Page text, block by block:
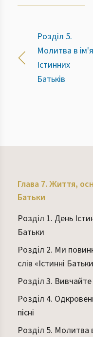
Розділ 5.
Молитва в ім'я
Істинних
Батьків
Глава 7. Життя,
Батьки
Розділ 1. День
Батьки
Розділ 2. Ми
слів «Істинні
Розділ 3. Вивчайте
Розділ 4.
пісні
Розділ 5. Молитва